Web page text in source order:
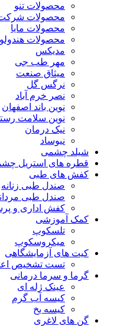
محصولات تنو
محصولات شرکت
محصولات مایا
محصولات
مدیکس
مهر طب جی
میثاق صنعت
نرگس گل
نصر خرم آباد
نوین باند اصفهان
نوین سلامت
نیک درمان
نیوساد
شیلد چشمی
قطره های استریل
کفش های طبی
صندل طبی زنانه
صندل طبی
کفش اداری و
کمک آموزشی
تلسکوپ
میکروسکوپ
کیت های آزمایشگاهی
تست تشخیص
گرما و سرما درمانی
عینک ژله ای
کیسه آب گرم
کیسه یخ
گن های لاغری